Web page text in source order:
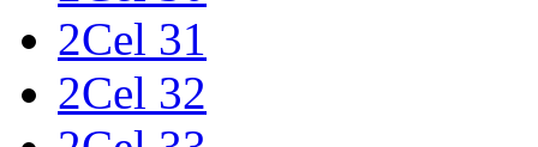
2Cel 31
2Cel 32